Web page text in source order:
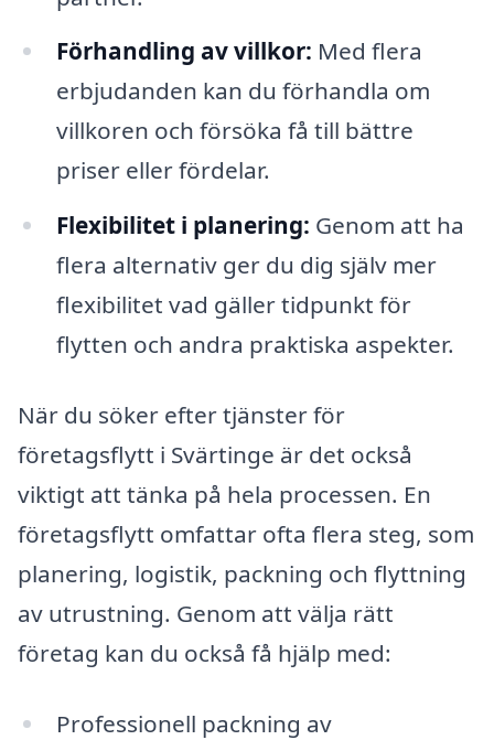
Förhandling av villkor: Med flera
erbjudanden kan du förhandla om
villkoren och försöka få till bättre
priser eller fördelar.
Flexibilitet i planering: Genom att ha
flera alternativ ger du dig själv mer
flexibilitet vad gäller tidpunkt för
flytten och andra praktiska aspekter.
När du söker efter tjänster för
företagsflytt i Svärtinge är det också
viktigt att tänka på hela processen. En
företagsflytt omfattar ofta flera steg, som
planering, logistik, packning och flyttning
av utrustning. Genom att välja rätt
företag kan du också få hjälp med:
Professionell packning av